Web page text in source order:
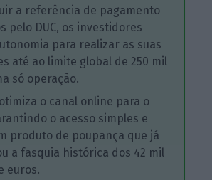
a referência de pagamento
pelo DUC, os investidores
para realizar as suas
até ao limite global de 250 mil
só operação.
o canal online para o
o acesso simples e
produto de poupança que já
a fasquia histórica dos 42 mil
euros.